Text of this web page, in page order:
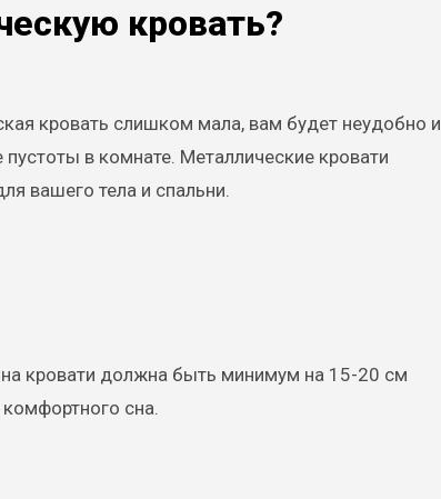
кровать?
кровать слишком мала, вам будет неудобно и
в комнате. Металлические кровати
вашего тела и спальни.
кровати должна быть минимум на 15-20 см
сна.